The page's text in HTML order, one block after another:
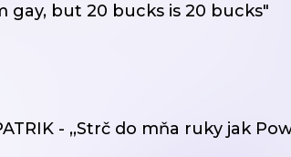
gay, but 20 bucks is 20 bucks"
- ,,Strč do mňa ruky jak